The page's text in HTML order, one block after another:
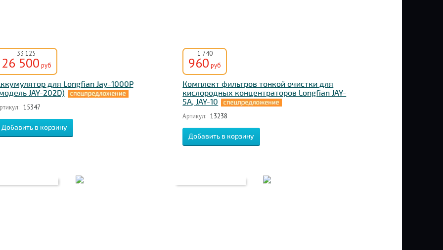
33 125
26 500 руб
для Longfian Jay-1000P
JAY-202D)
15347
1 740
960 руб
Комплект фильтров тонкой очистки для
кислородных концентраторов Longfian JAY-
5А, JAY-10
Артикул: 13238